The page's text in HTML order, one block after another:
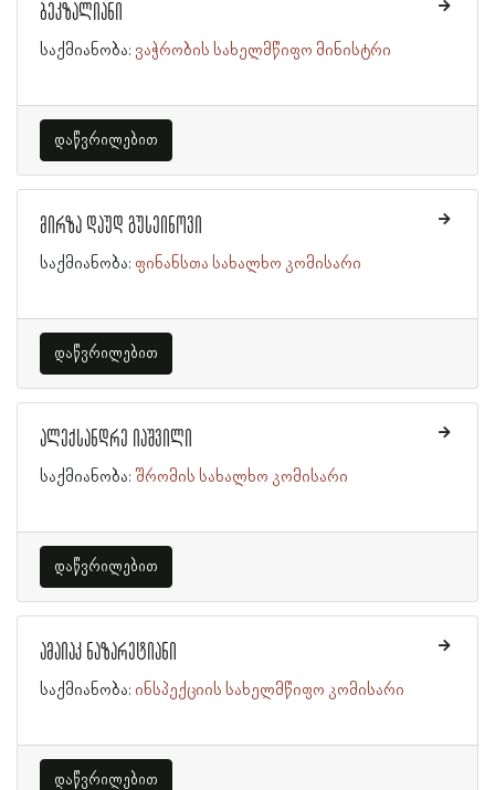
ბეკზალიანი
საქმიანობა: ვაჭრობის სახელმწიფო მინისტრი
დაწვრილებით
მირზა დაუდ გუსეინოვი
საქმიანობა: ფინანსთა სახალხო კომისარი
დაწვრილებით
ალექსანდრე იაშვილი
საქმიანობა: შრომის სახალხო კომისარი
დაწვრილებით
ამაიაკ ნაზარეტიანი
საქმიანობა: ინსპექციის სახელმწიფო კომისარი
დაწვრილებით